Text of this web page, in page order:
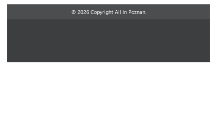
© 2026 Copyright All in Poznan.